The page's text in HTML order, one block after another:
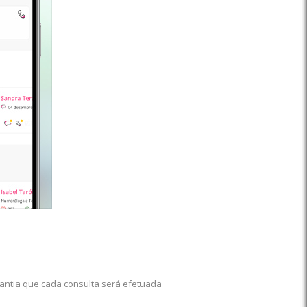
que cada consulta será efetuada